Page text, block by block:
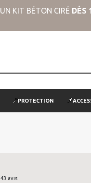
KIT BÉTON CIRÉ DÈS
PROTECTION
43 avis